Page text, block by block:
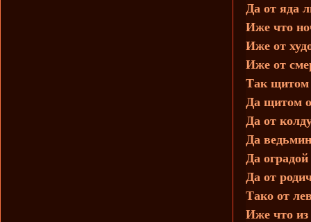
Да от яда
Иже что
Иже от
Иже от
Так щитом
Да щитом
Да от
Да
Да
Да от
Тако от
Иже что из